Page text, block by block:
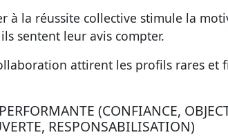
à la réussite collective stimule la
sentent leur avis compter.
attirent les profils rares et
(CONFIANCE,
RESPONSABILISATION)